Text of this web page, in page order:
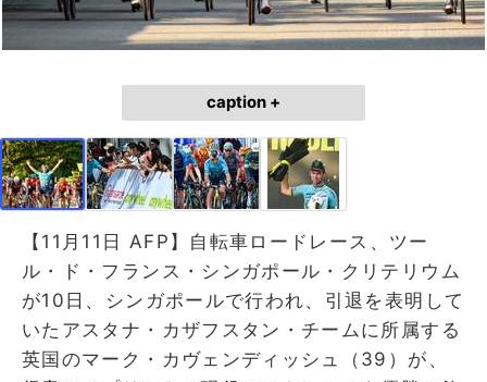
caption +
【11月11日 AFP】自転車ロードレース、ツー
ル・ド・フランス・シンガポール・クリテリウム
が10日、シンガポールで行われ、引退を表明して
いたアスタナ・カザフスタン・チームに所属する
英国のマーク・カヴェンディッシュ（39）が、